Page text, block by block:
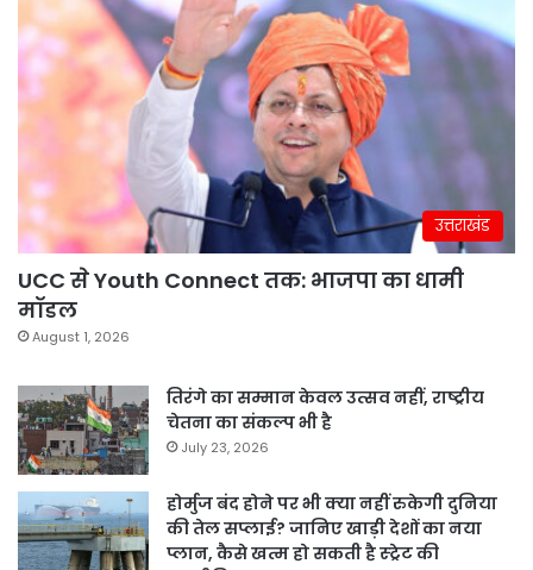
उत्तराखंड
UCC से Youth Connect तक: भाजपा का धामी
मॉडल
August 1, 2026
तिरंगे का सम्मान केवल उत्सव नहीं, राष्ट्रीय
चेतना का संकल्प भी है
July 23, 2026
होर्मुज बंद होने पर भी क्या नहीं रुकेगी दुनिया
की तेल सप्लाई? जानिए खाड़ी देशों का नया
प्लान, कैसे खत्म हो सकती है स्ट्रेट की